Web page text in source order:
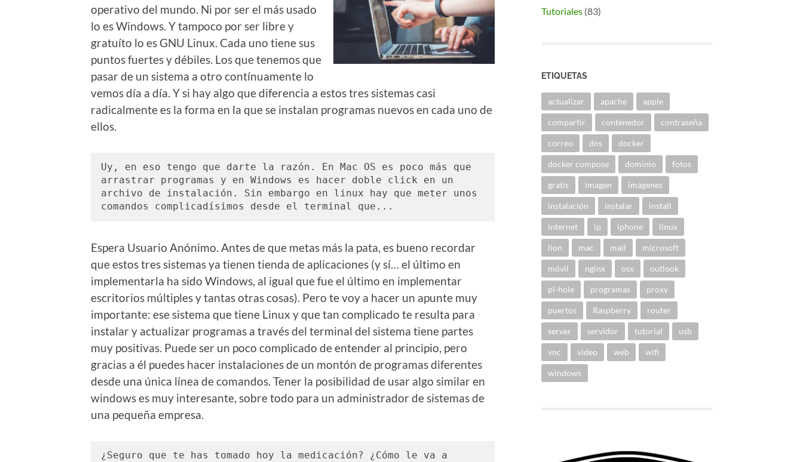
operativo del mundo. Ni por ser el más usado
lo es Windows. Y tampoco por ser libre y
gratuíto lo es GNU Linux. Cada uno tiene sus
puntos fuertes y débiles. Los que tenemos que
pasar de un sistema a otro contínuamente lo
vemos día a día. Y si hay algo que diferencia a estos tres sistemas casi
radicalmente es la forma en la que se instalan programas nuevos en cada uno de
ellos.
Uy, en eso tengo que darte la razón. En Mac OS es poco más que
arrastrar programas y en Windows es hacer doble click en un
archivo de instalación. Sin embargo en linux hay que meter unos
comandos complicadísimos desde el terminal que...
Espera Usuario Anónimo. Antes de que metas más la pata, es bueno recordar
que estos tres sistemas ya tienen tienda de aplicaciones (y sí… el último en
implementarla ha sido Windows, al igual que fue el último en implementar
escritorios múltiples y tantas otras cosas). Pero te voy a hacer un apunte muy
importante: ese sistema que tiene Linux y que tan complicado te resulta para
instalar y actualizar programas a través del terminal del sistema tiene partes
muy positivas. Puede ser un poco complicado de entender al principio, pero
gracias a él puedes hacer instalaciones de un montón de programas diferentes
desde una única línea de comandos. Tener la posibilidad de usar algo similar en
windows es muy interesante, sobre todo para un administrador de sistemas de
una pequeña empresa.
¿Seguro que te has tomado hoy la medicación? ¿Cómo le va a
Tutoriales (83)
ETIQUETAS
actualizar apache apple
compartir contenedor contraseña
correo dns docker
docker compose dominio fotos
gratis imagen imágenes
instalación instalar install
internet ip iphone linux
lion mac mail microsoft
móvil nginx osx outlook
pi-hole programas proxy
puertos Raspberry router
server servidor tutorial usb
vnc vídeo web wifi
windows